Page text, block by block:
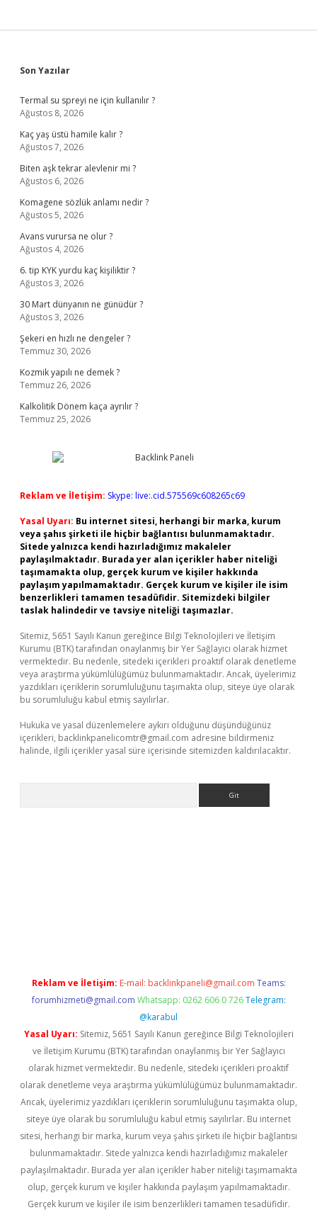
Sidebar
Son Yazılar
Termal su spreyi ne için kullanılır ?
Ağustos 8, 2026
Kaç yaş üstü hamile kalır ?
Ağustos 7, 2026
Biten aşk tekrar alevlenir mi ?
Ağustos 6, 2026
Komagene sözlük anlamı nedir ?
Ağustos 5, 2026
Avans vurursa ne olur ?
Ağustos 4, 2026
6. tip KYK yurdu kaç kişiliktir ?
Ağustos 3, 2026
30 Mart dünyanın ne günüdür ?
Ağustos 3, 2026
Şekeri en hızlı ne dengeler ?
Temmuz 30, 2026
Kozmik yapılı ne demek ?
Temmuz 26, 2026
Kalkolitik Dönem kaça ayrılır ?
Temmuz 25, 2026
Reklam ve İletişim: Skype: live:.cid.575569c608265c69
Yasal Uyarı: Bu internet sitesi, herhangi bir marka, kurum
veya şahıs şirketi ile hiçbir bağlantısı bulunmamaktadır.
Sitede yalnızca kendi hazırladığımız makaleler
paylaşılmaktadır. Burada yer alan içerikler haber niteliği
taşımamakta olup, gerçek kurum ve kişiler hakkında
paylaşım yapılmamaktadır. Gerçek kurum ve kişiler ile isim
benzerlikleri tamamen tesadüfidir. Sitemizdeki bilgiler
taslak halindedir ve tavsiye niteliği taşımazlar.
Sitemiz, 5651 Sayılı Kanun gereğince Bilgi Teknolojileri ve İletişim
Kurumu (BTK) tarafından onaylanmış bir Yer Sağlayıcı olarak hizmet
vermektedir. Bu nedenle, sitedeki içerikleri proaktif olarak denetleme
veya araştırma yükümlülüğümüz bulunmamaktadır. Ancak, üyelerimiz
yazdıkları içeriklerin sorumluluğunu taşımakta olup, siteye üye olarak
bu sorumluluğu kabul etmiş sayılırlar.
Hukuka ve yasal düzenlemelere aykırı olduğunu düşündüğünüz
içerikleri, backlinkpanelicomtr@gmail.com adresine bildirmeniz
halinde, ilgili içerikler yasal süre içerisinde sitemizden kaldırılacaktır.
Reklam ve İletişim: E-mail: backlinkpaneli@gmail.com Teams:
forumhizmeti@gmail.com Whatsapp: 0262 606 0 726 Telegram:
@karabul
Yasal Uyarı: Sitemiz, 5651 Sayılı Kanun gereğince Bilgi Teknolojileri
ve İletişim Kurumu (BTK) tarafından onaylanmış bir Yer Sağlayıcı
olarak hizmet vermektedir. Bu nedenle, sitedeki içerikleri proaktif
olarak denetleme veya araştırma yükümlülüğümüz bulunmamaktadır.
Ancak, üyelerimiz yazdıkları içeriklerin sorumluluğunu taşımakta olup,
siteye üye olarak bu sorumluluğu kabul etmiş sayılırlar. Bu internet
sitesi, herhangi bir marka, kurum veya şahıs şirketi ile hiçbir bağlantısı
bulunmamaktadır. Sitede yalnızca kendi hazırladığımız makaleler
paylaşılmaktadır. Burada yer alan içerikler haber niteliği taşımamakta
olup, gerçek kurum ve kişiler hakkında paylaşım yapılmamaktadır.
Gerçek kurum ve kişiler ile isim benzerlikleri tamamen tesadüfidir.